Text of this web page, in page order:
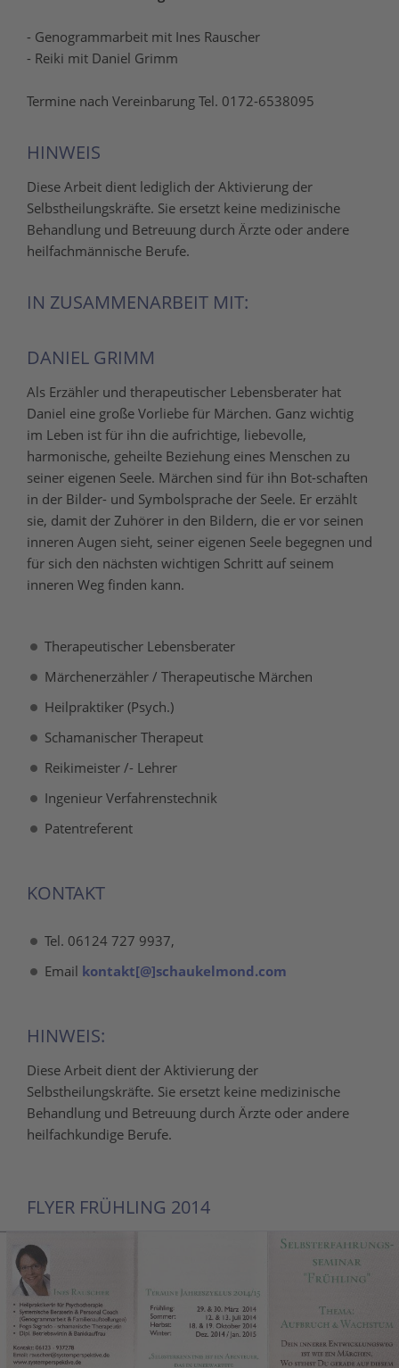
- Genogrammarbeit mit Ines Rauscher
- Reiki mit Daniel Grimm
Termine nach Vereinbarung Tel. 0172-6538095
HINWEIS
Diese Arbeit dient lediglich der Aktivierung der
Selbstheilungskräfte. Sie ersetzt keine medizinische
Behandlung und Betreuung durch Ärzte oder andere
heilfachmännische Berufe.
IN ZUSAMMENARBEIT MIT:
DANIEL GRIMM
Als Erzähler und therapeutischer Lebensberater hat
Daniel eine große Vorliebe für Märchen. Ganz wichtig
im Leben ist für ihn die aufrichtige, liebevolle,
harmonische, geheilte Beziehung eines Menschen zu
seiner eigenen Seele. Märchen sind für ihn Bot-schaften
in der Bilder- und Symbolsprache der Seele. Er erzählt
sie, damit der Zuhörer in den Bildern, die er vor seinen
inneren Augen sieht, seiner eigenen Seele begegnen und
für sich den nächsten wichtigen Schritt auf seinem
inneren Weg finden kann.
Therapeutischer Lebensberater
Märchenerzähler / Therapeutische Märchen
Heilpraktiker (Psych.)
Schamanischer Therapeut
Reikimeister /- Lehrer
Ingenieur Verfahrenstechnik
Patentreferent
KONTAKT
Tel. 06124 727 9937,
Email kontakt[@]schaukelmond.com
HINWEIS:
Diese Arbeit dient der Aktivierung der
Selbstheilungskräfte. Sie ersetzt keine medizinische
Behandlung und Betreuung durch Ärzte oder andere
heilfachkundige Berufe.
FLYER FRÜHLING 2014